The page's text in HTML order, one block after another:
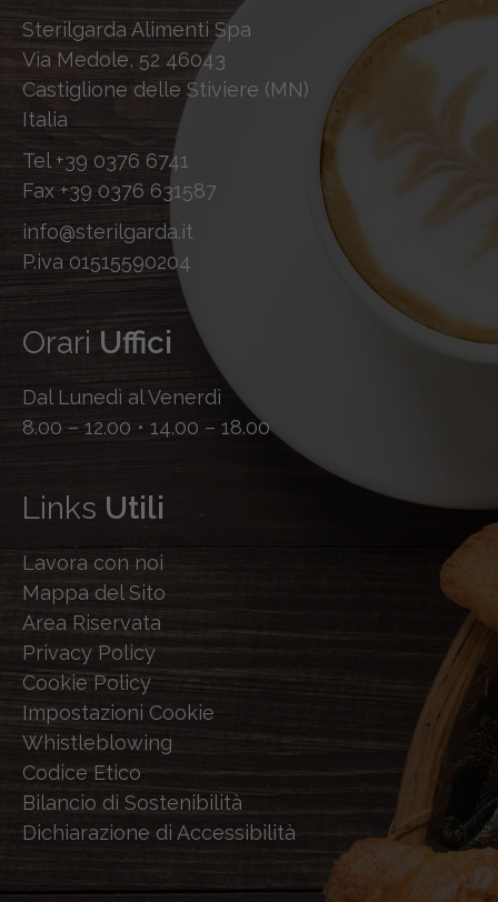
Sterilgarda Alimenti Spa
Via Medole, 52 46043
Castiglione delle Stiviere (MN)
Italia
Tel +39 0376 6741
Fax +39 0376 631587
info@sterilgarda.it
P.iva 01515590204
Orari Uffici
Dal Lunedì al Venerdì
8.00 – 12.00 • 14.00 – 18.00
Links Utili
Lavora con noi
Mappa del Sito
Area Riservata
Privacy Policy
Cookie Policy
Impostazioni Cookie
Whistleblowing
Codice Etico
Bilancio di Sostenibilità
Dichiarazione di Accessibilità